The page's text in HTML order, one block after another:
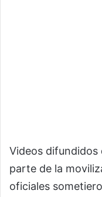
Videos difundidos
parte de la
oficiales